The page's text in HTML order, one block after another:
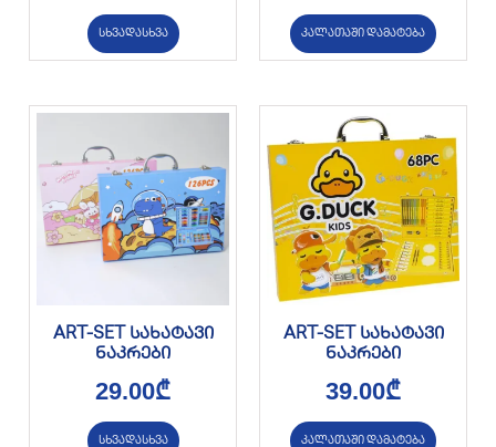
სხვადასხვა კალათაში დამატება
ART-SET სახატავი
ნაკრები
29.00₾
სხვადასხვა
ART-SET სახატავი
ნაკრები
39.00₾
კალათაში დამატება